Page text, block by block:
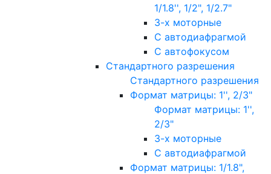
1/1.8'', 1/2", 1/2.7"
3-х моторные
С автодиафрагмой
С автофокусом
Стандартного разрешения
Стандартного разрешения
Формат матрицы: 1'', 2/3"
Формат матрицы: 1'',
2/3"
3-х моторные
С автодиафрагмой
Формат матрицы: 1/1.8",